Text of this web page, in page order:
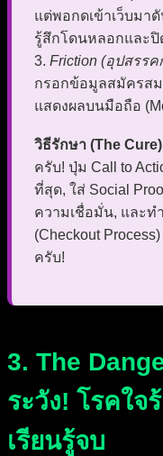
แต่พอกดเข้าเว็บมา
รู้สึกโดนหลอกและ
3. Friction (อุปสรรค
กรอกข้อมูลสมัครสม
แสดงผลบนมือถือ
วิธีรักษา (The
ครับ! ปุ่ม Call to
ที่สุด, ใส่ Social
ความเชื่อมั่น, และท
(Checkout
ครับ!
3. The
ระวัง! โรคใ
เรียนรู้จบ